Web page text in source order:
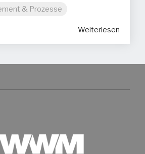
& Prozesse
Weiterlesen